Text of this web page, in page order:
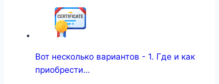
Вот несколько вариантов - 1. Где и как
приобрести…